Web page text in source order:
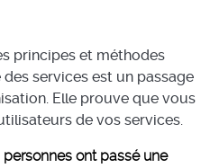
principes et méthodes
services est un passage
Elle prouve que vous
de vos services.
personnes ont passé une